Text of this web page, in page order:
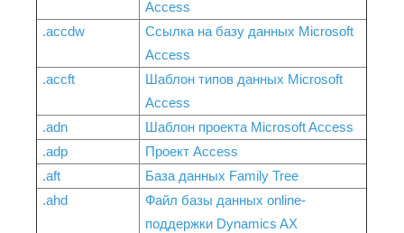
Access
.accdw
Ссылка на базу данных Microsoft
Access
.accft
Шаблон типов данных Microsoft
Access
.adn
Шаблон проекта Microsoft Access
.adp
Проект Access
.aft
База данных Family Tree
.ahd
Файл базы данных online-
поддержки Dynamics AX